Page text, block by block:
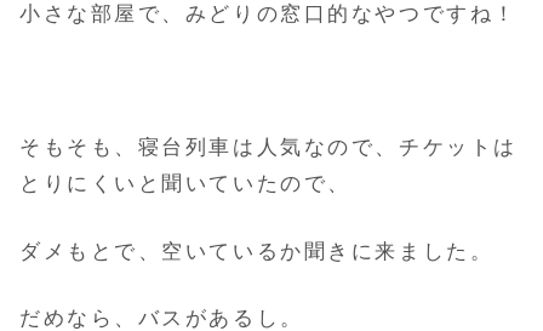
小さな部屋で、みどりの窓口的なやつですね！
そもそも、寝台列車は人気なので、チケットは
とりにくいと聞いていたので、
ダメもとで、空いているか聞きに来ました。
だめなら、バスがあるし。